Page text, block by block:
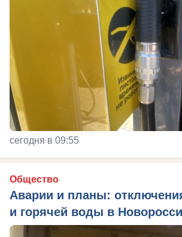
сегодня в 09:55
Общество
Аварии и планы:
и горячей воды в